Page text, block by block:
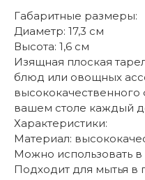
Габаритные размеры:
Диаметр: 17,3 см
Высота: 1,6 см
Изящная плоская
блюд или овощных
вашем столе каждый
Характеристики:
Материал:
Можно использовать
Подходит для мытья